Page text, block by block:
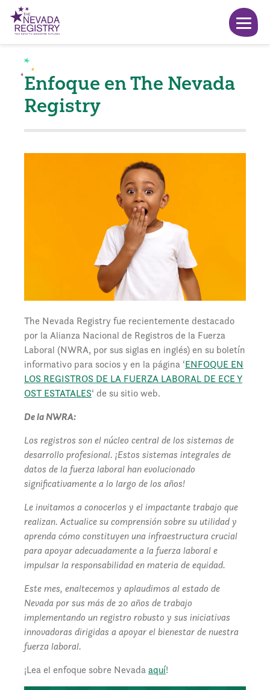
Enfoque en The Nevada
Registry
The Nevada Registry fue recientemente destacado
por la Alianza Nacional de Registros de la Fuerza
Laboral (NWRA, por sus siglas en inglés) en su boletín
informativo para socios y en la página ‘ENFOQUE EN
LOS REGISTROS DE LA FUERZA LABORAL DE ECE Y
OST ESTATALES‘ de su sitio web.
De la NWRA:
Los registros son el núcleo central de los sistemas de
desarrollo profesional. ¡Estos sistemas integrales de
datos de la fuerza laboral han evolucionado
significativamente a lo largo de los años!
Le invitamos a conocerlos y el impactante trabajo que
realizan. Actualice su comprensión sobre su utilidad y
aprenda cómo constituyen una infraestructura crucial
para apoyar adecuadamente a la fuerza laboral e
impulsar la responsabilidad en materia de equidad.
Este mes, enaltecemos y aplaudimos al estado de
Nevada por sus más de 20 años de trabajo
implementando un registro robusto y sus iniciativas
innovadoras dirigidas a apoyar el bienestar de nuestra
fuerza laboral.
¡Lea el enfoque sobre Nevadaaquí!